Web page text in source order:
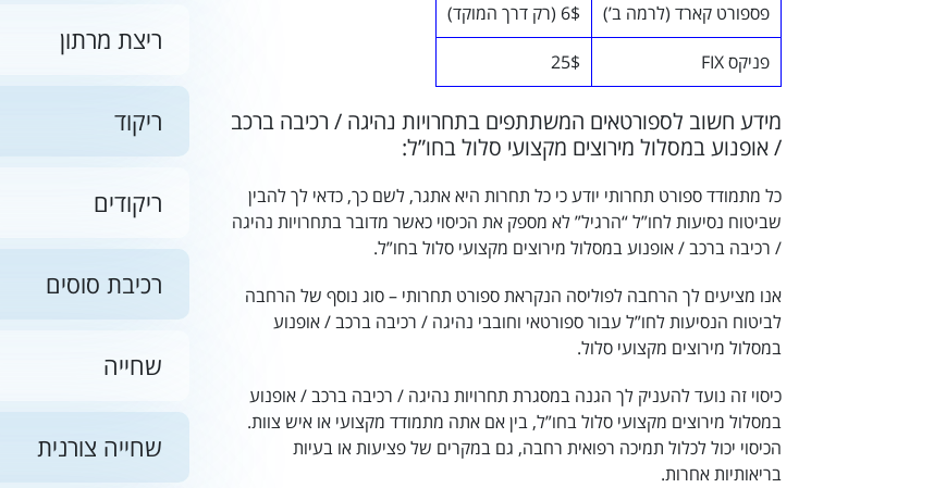
ריצת מרתון
ריקוד
ריקודים
רכיבת סוסים
שחייה
שחייה צורנית
פספורט קארד (לרמה ב’) 6$ (רק דרך המוקד)
פניקס FIX 25$
מידע חשוב לספורטאים המשתתפים בתחרויות נהיגה / רכיבה ברכב
/ אופנוע במסלול מירוצים מקצועי סלול בחו”ל:
כל מתמודד ספורט תחרותי יודע כי כל תחרות היא אתגר, לשם כך, כדאי לך להבין
שביטוח נסיעות לחו”ל “הרגיל” לא מספק את הכיסוי כאשר מדובר בתחרויות נהיגה
/ רכיבה ברכב / אופנוע במסלול מירוצים מקצועי סלול בחו”ל.
אנו מציעים לך הרחבה לפוליסה הנקראת ספורט תחרותי – סוג נוסף של הרחבה
לביטוח הנסיעות לחו”ל עבור ספורטאי וחובבי נהיגה / רכיבה ברכב / אופנוע
במסלול מירוצים מקצועי סלול.
כיסוי זה נועד להעניק לך הגנה במסגרת תחרויות נהיגה / רכיבה ברכב / אופנוע
במסלול מירוצים מקצועי סלול בחו”ל, בין אם אתה מתמודד מקצועי או איש צוות.
הכיסוי יכול לכלול תמיכה רפואית רחבה, גם במקרים של פציעות או בעיות
בריאותיות אחרות.